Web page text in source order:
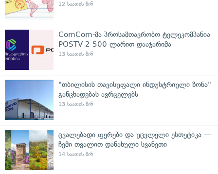
12 საათის წინ
ComCom-მა პროსამთავრობო ტელეკომპანია
POSTV 2 500 ლარით დააჯარიმა
13 საათის წინ
"თბილისის თავისუფალი ინდუსტრიული ზონა"
განცხადებას ავრცელებს
13 საათის წინ
ცვალებადი ფერები და უცვლელი ესთეტიკა —
ჩემი თვალით დანახული სვანეთი
14 საათის წინ